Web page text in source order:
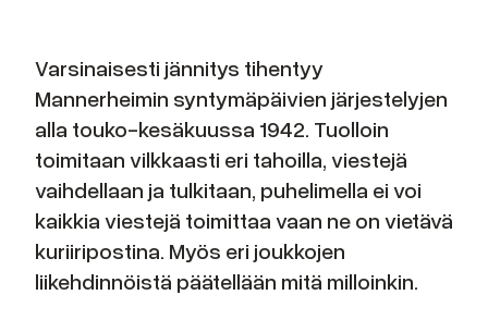
Varsinaisesti jännitys tihentyy
Mannerheimin syntymäpäivien järjestelyjen
alla touko-kesäkuussa 1942. Tuolloin
toimitaan vilkkaasti eri tahoilla, viestejä
vaihdellaan ja tulkitaan, puhelimella ei voi
kaikkia viestejä toimittaa vaan ne on vietävä
kuriiripostina. Myös eri joukkojen
liikehdinnöistä päätellään mitä milloinkin.